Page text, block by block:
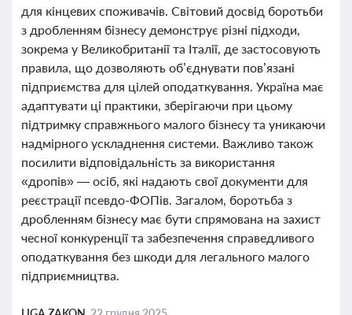
для кінцевих споживачів. Світовий досвід боротьби
з дробленням бізнесу демонструє різні підходи,
зокрема у Великобританії та Італії, де застосовують
правила, що дозволяють об’єднувати пов’язані
підприємства для цілей оподаткування. Україна має
адаптувати ці практики, зберігаючи при цьому
підтримку справжнього малого бізнесу та уникаючи
надмірного ускладнення системи. Важливо також
посилити відповідальність за використання
«дропів» — осіб, які надають свої документи для
реєстрації псевдо-ФОПів. Загалом, боротьба з
дробленням бізнесу має бути спрямована на захист
чесної конкуренції та забезпечення справедливого
оподаткування без шкоди для легального малого
підприємництва.